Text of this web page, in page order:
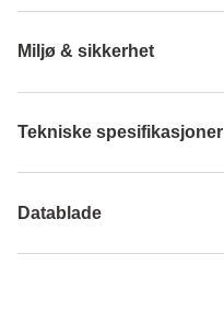
Miljø & sikkerhet
Tekniske spesifikasjoner
Datablade